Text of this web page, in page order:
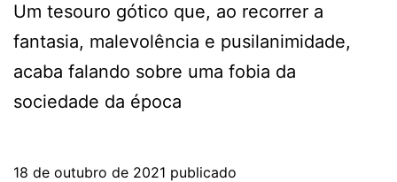
Um tesouro gótico que, ao recorrer a
fantasia, malevolência e pusilanimidade,
acaba falando sobre uma fobia da
sociedade da época
18 de outubro de 2021 publicado